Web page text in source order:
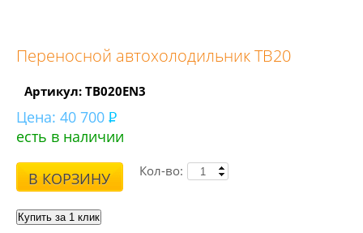
Переносной автохолодильник TB20
Артикул: TB020EN3
Цена: 40 700
есть в наличии
В КОРЗИНУ Кол-во: